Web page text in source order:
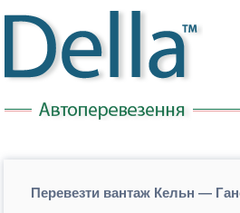
Перевезти вантаж Кельн —